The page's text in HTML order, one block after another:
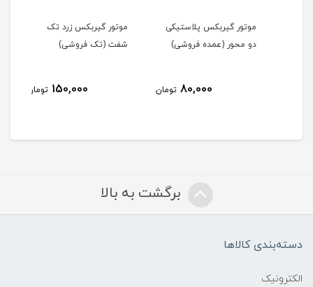
موتور گیربکس پلاستیکی
دو محور (عمده فروشی)
80,000 تومان
موتور گیربکس زرد تک
شفت (تک فروشی)
150,000 تومان
برگشت به بالا
دسته‌بندی کالاها
الکترونیک